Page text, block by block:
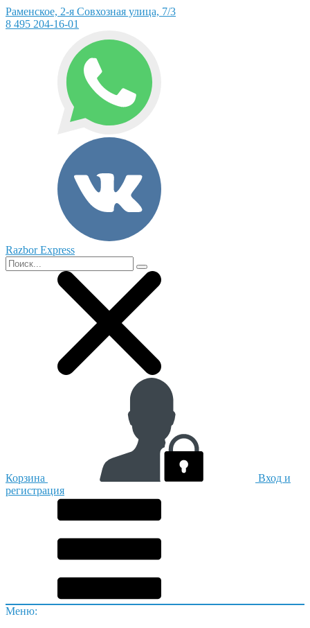
Раменское, 2-я Совхозная улица, 7/3
8 495 204-16-01
Razbor Express
Корзина
Вход и
регистрация
Меню: